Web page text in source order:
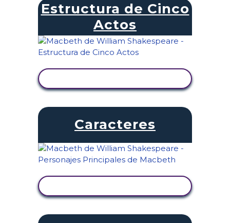
Estructura de Cinco
Actos
Caracteres